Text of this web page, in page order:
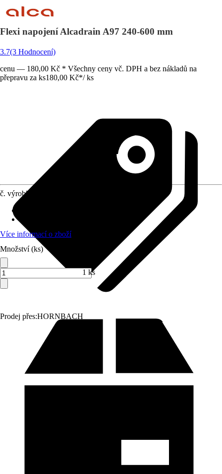
Flexi napojení Alcadrain A97 240-600 mm
3.7(3 Hodnocení)
cenu — 180,00 Kč * Všechny ceny vč. DPH a bez nákladů na
přepravu za ks180,00 Kč*/ ks
Prodej přes:HORNBACH
č. výrobku
Více informací o zboží
Množství (ks)
1 ks